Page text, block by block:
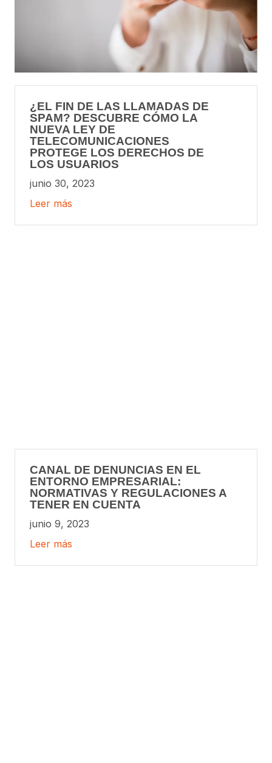
¿EL FIN DE LAS LLAMADAS DE
SPAM? DESCUBRE CÓMO LA
NUEVA LEY DE
TELECOMUNICACIONES
PROTEGE LOS DERECHOS DE
LOS USUARIOS
junio 30, 2023
Leer más
CANAL DE DENUNCIAS EN EL
ENTORNO EMPRESARIAL:
NORMATIVAS Y REGULACIONES A
TENER EN CUENTA
junio 9, 2023
Leer más